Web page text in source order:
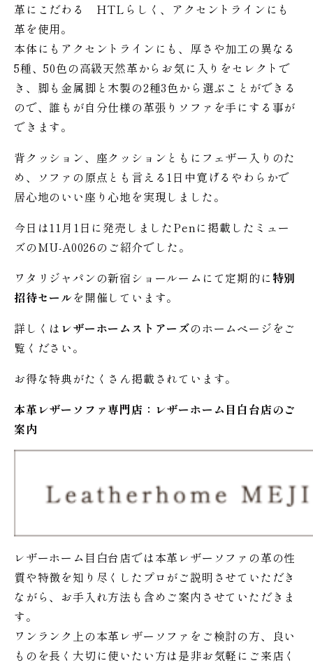
革にこだわる HTLらしく、アクセントラインにも
革を使用。
本体にもアクセントラインにも、厚さや加工の異なる
5種、50色の高級天然革からお気に入りをセレクトで
き、脚も金属脚と木製の2種3色から選ぶことができる
ので、誰もが自分仕様の革張りソファを手にする事が
できます。
背クッション、座クッションともにフェザー入りのた
め、ソファの原点とも言える1日中寛げるやわらかで
居心地のいい座り心地を実現しました。
今日は11月1日に発売しましたPenに掲載したミュー
ズのMU-A0026のご紹介でした。
ワタリジャパンの新宿ショールームにて定期的に特別
招待セールを開催しています。
詳しくは レザーホームストアーズのホームページをご
覧ください。
お得な特典がたくさん掲載されています。
本革レザーソファ専門店：レザーホーム 目白台店のご
案内
レザーホーム目白台店では本革レザーソファの革の性
質や特徴を知り尽くしたプロがご説明させていただき
ながら、お手入れ方法も含めご案内させていただきま
す。
ワンランク上の本革レザーソファをご検討の方、良い
ものを長く大切に使いたい方は是非お気軽にご来店く